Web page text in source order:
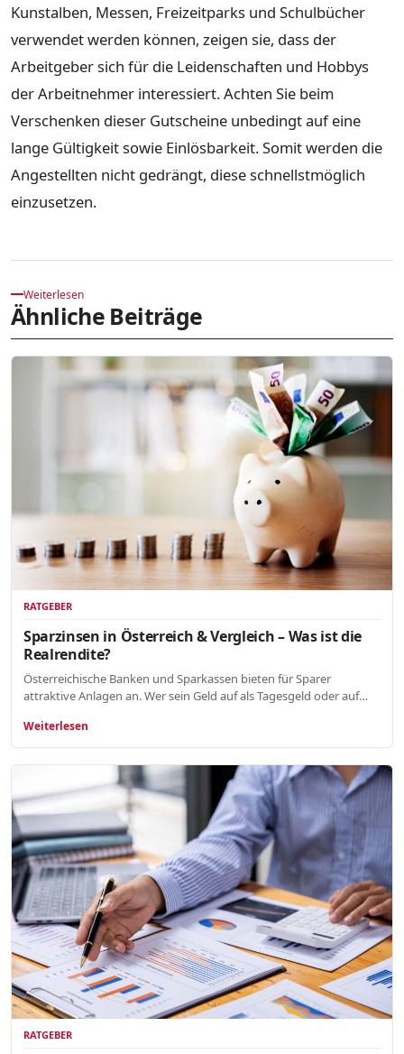
Kunstalben, Messen, Freizeitparks und Schulbücher
verwendet werden können, zeigen sie, dass der
Arbeitgeber sich für die Leidenschaften und Hobbys
der Arbeitnehmer interessiert. Achten Sie beim
Verschenken dieser Gutscheine unbedingt auf eine
lange Gültigkeit sowie Einlösbarkeit. Somit werden die
Angestellten nicht gedrängt, diese schnellstmöglich
einzusetzen.
Weiterlesen
Ähnliche Beiträge
RATGEBER
Sparzinsen in Österreich & Vergleich – Was ist die
Realrendite?
Österreichische Banken und Sparkassen bieten für Sparer
attraktive Anlagen an. Wer sein Geld auf als Tagesgeld oder auf…
Weiterlesen
RATGEBER